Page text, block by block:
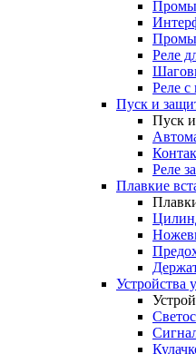
Реле
Реле
Пуск и
Пуск и
Реле
Плавкие
Устройства